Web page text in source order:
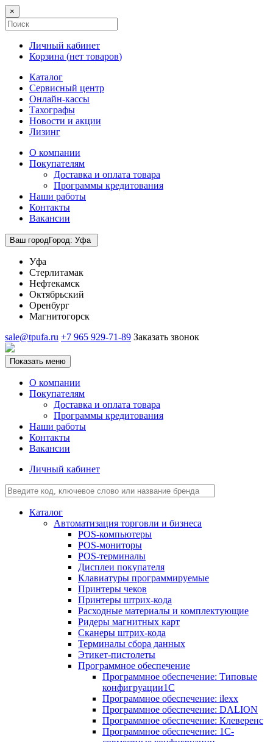
×
Личный кабинет
Корзина (нет товаров)
Каталог
Сервисный центр
Онлайн-кассы
Тахографы
Новости и акции
Лизинг
О компании
Покупателям
Доставка и оплата товара
Программы кредитования
Наши работы
Контакты
Вакансии
Ваш городГород: Уфа
Уфа
Стерлитамак
Нефтекамск
Октябрьский
Оренбург
Магнитогорск
sale@tpufa.ru +7 965 929-71-89 Заказать звонок
Показать меню
О компании
Покупателям
Доставка и оплата товара
Программы кредитования
Наши работы
Контакты
Вакансии
Личный кабинет
Каталог
Автоматизация торговли и бизнеса
POS-компьютеры
POS-мониторы
POS-терминалы
Дисплеи покупателя
Клавиатуры программируемые
Принтеры чеков
Принтеры штрих-кода
Расходные материалы и комплектующие
Ридеры магнитных карт
Сканеры штрих-кода
Терминалы сбора данных
Этикет-пистолеты
Программное обеспечение
Программное обеспечение: Типовые
конфигруации1С
Программное обеспечение: ilexx
Программное обеспечение: DALION
Программное обеспечение: Клеверенс
Программное обеспечение: 1С-